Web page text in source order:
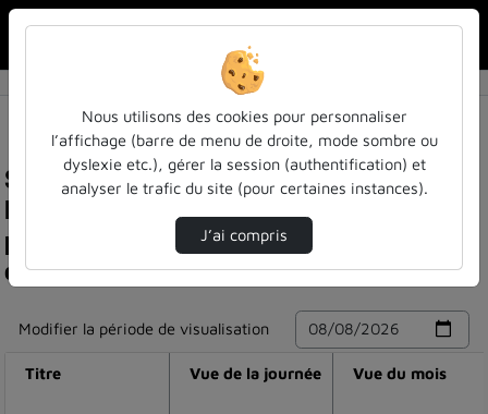
Statistiques de visualisation de la vidéo
Résultats de l'expérimentation de la ressource :
plateforme gisfi - noële enjelvin et pierre faure-
catteloin
Modifier la période de visualisation
Titre Vue de la journée Vue du mois
Nous utilisons des cookies pour personnaliser
l’affichage (barre de menu de droite, mode sombre ou
dyslexie etc.), gérer la session (authentification) et
analyser le trafic du site (pour certaines instances).
J’ai compris